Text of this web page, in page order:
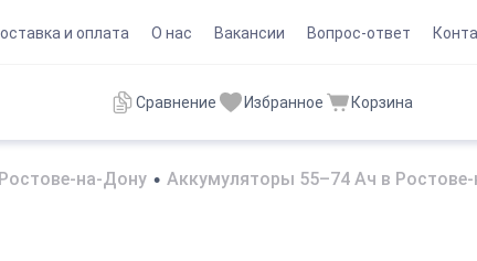
и оплата О нас Вакансии Вопрос-ответ
Сравнение Избранное Корзина
на-Дону • Аккумуляторы 55–74 Ач в